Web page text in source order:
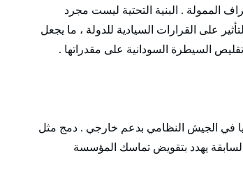
الممولة . البنية التحتية ليست مجرد
على القرارات السيادية للدولة ، ما يجعل
السيطرة السودانية على مقدراتها .
في الجيش النظامي بدعم خارجي . دمج مثل
يهدد بتقويض تماسك المؤسسة